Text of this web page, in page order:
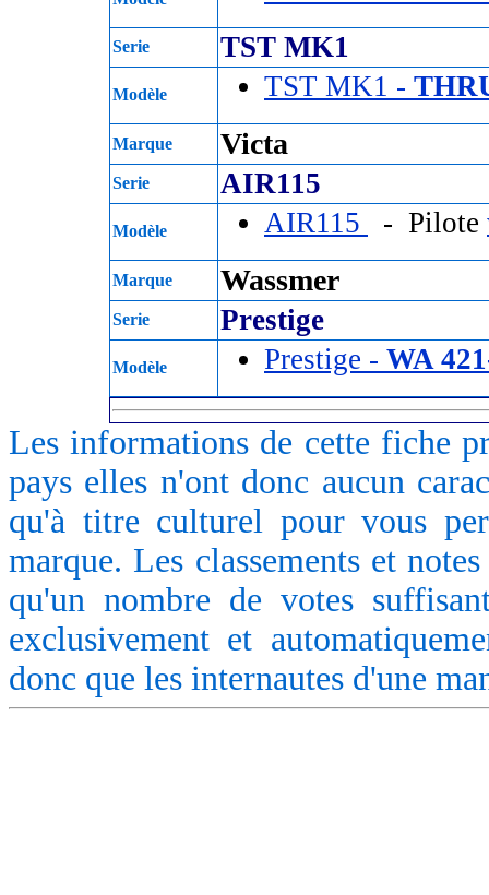
Serie TST MK1
Modèle TST MK1 -
Marque Victa
Serie AIR115
Modèle AIR115 - Pilote
Marque Wassmer
Serie Prestige
Modèle Prestige - WA
Les informations de cette fiche
pays elles n'ont donc aucun
qu'à titre culturel pour vous
marque. Les classements et
qu'un nombre de votes
exclusivement et
donc que les internautes d'une